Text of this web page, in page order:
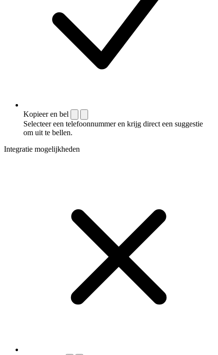
Kopieer en bel
Selecteer een telefoonnummer en krijg direct een suggestie
om uit te bellen.
Integratie mogelijkheden